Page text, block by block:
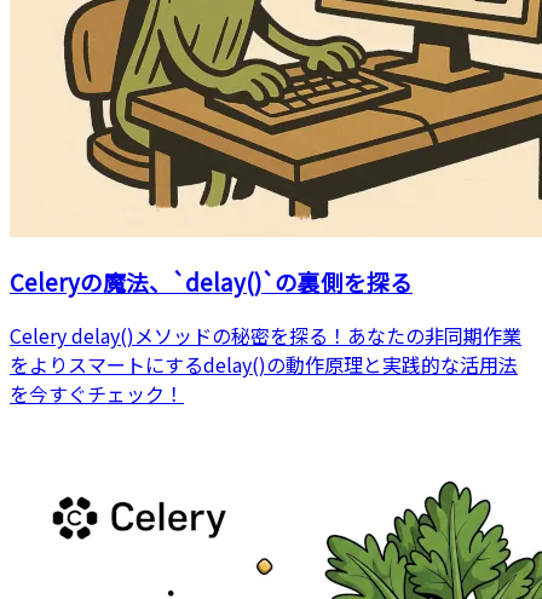
Celeryの魔法、`delay()`の裏側を探る
Celery delay()メソッドの秘密を探る！あなたの非同期作業
をよりスマートにするdelay()の動作原理と実践的な活用法
を今すぐチェック！